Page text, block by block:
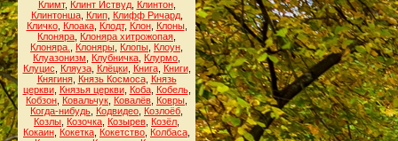
Климт, Клинт Иствуд, Клинтон,
Клинтонша, Клип, Клифф Ричард,
Кличко, Клоака, Клодт, Клон, Клоны,
Клоняра Клоняра хитрожопая
Клоняра.
Клоняры Клопы Клоун
Клуазонизм
Клубничка Клурмо
Клуцис
Кляуза, Клёцки, Книга, Книги,
Княгиня, Князь Космоса, Князь
церкви, Князья церкви, Коба, Кобель,
Кобзон Ковальчук Ковалёв Ковры
Когда-нибудь Кодвидео Козлоёб
Козлы Козочка Козырев Козёл
Кокаин Кокетка Кокетство Колбаса